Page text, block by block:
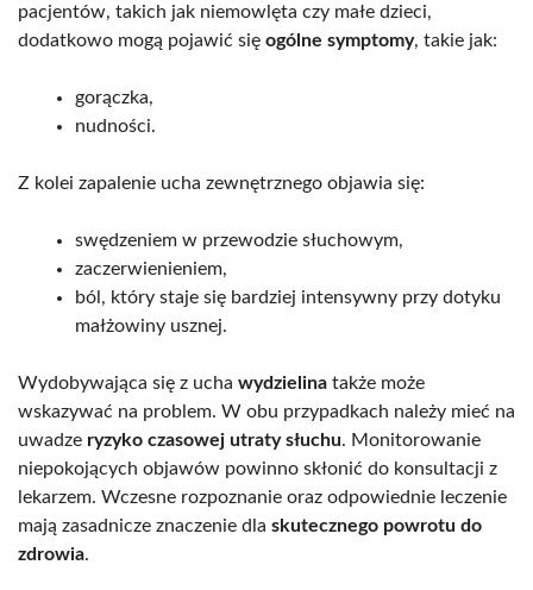
pacjentów, takich jak niemowlęta czy małe dzieci,
dodatkowo mogą pojawić się ogólne symptomy, takie jak:
gorączka,
nudności.
Z kolei zapalenie ucha zewnętrznego objawia się:
swędzeniem w przewodzie słuchowym,
zaczerwienieniem,
ból, który staje się bardziej intensywny przy dotyku
małżowiny usznej.
Wydobywająca się z ucha wydzielina także może
wskazywać na problem. W obu przypadkach należy mieć na
uwadze ryzyko czasowej utraty słuchu. Monitorowanie
niepokojących objawów powinno skłonić do konsultacji z
lekarzem. Wczesne rozpoznanie oraz odpowiednie leczenie
mają zasadnicze znaczenie dla skutecznego powrotu do
zdrowia.